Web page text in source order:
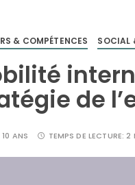
& COMPÉTENCES SOCIAL
de
ANS TEMPS DE LECTURE:2